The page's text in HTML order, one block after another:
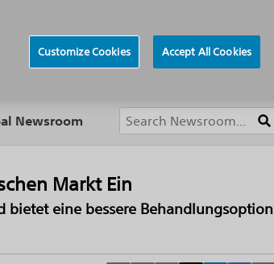
Newsroom
Markt Ein
bietet eine bessere Behandlungsoption
Customize Cookies Accept All Cookies